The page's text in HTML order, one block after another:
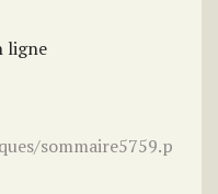
ligne
sommaire5759.p